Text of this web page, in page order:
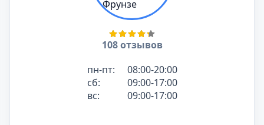
108 отзывов
пн-пт:
08:00-20:00
сб:
09:00-17:00
вс:
09:00-17:00